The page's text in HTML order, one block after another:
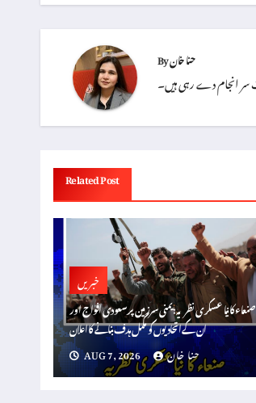
Byحنا خان
Related Post
خبریں
صنعاء کا نیا عسکری نظریہ: یمنی سرزمین پر سعودی افواج اور
ان کے اتحادیوں کو مکمل ہدف بنانے کا اعلان
AUG 7, 2026
حنا خان